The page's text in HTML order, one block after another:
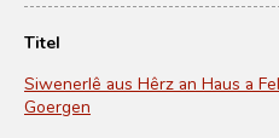
Titel
Siwenerlê aus Hêrz an Haus a
Goergen